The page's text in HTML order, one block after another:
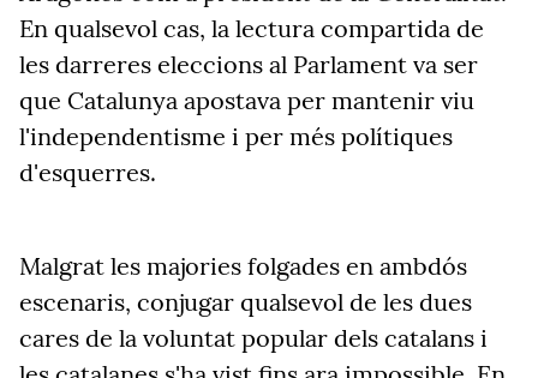
En qualsevol cas, la lectura compartida de
les darreres eleccions al Parlament va ser
que Catalunya apostava per mantenir viu
l'independentisme i per més polítiques
d'esquerres.
Malgrat les majories folgades en ambdós
escenaris, conjugar qualsevol de les dues
cares de la voluntat popular dels catalans i